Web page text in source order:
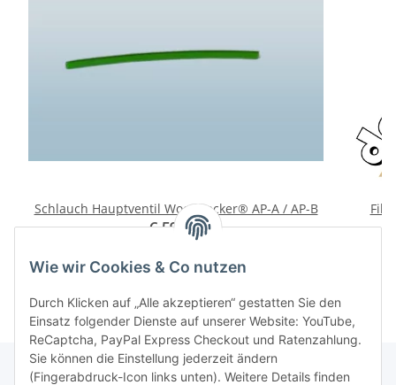
Schlauch Hauptventil Woodpecker® AP-A / AP-B
6,59 €*
Wie wir Cookies & Co nutzen
Durch Klicken auf „Alle akzeptieren“ gestatten Sie den
Einsatz folgender Dienste auf unserer Website: YouTube,
ReCaptcha, PayPal Express Checkout und Ratenzahlung.
Sie können die Einstellung jederzeit ändern
(Fingerabdruck-Icon links unten). Weitere Details finden